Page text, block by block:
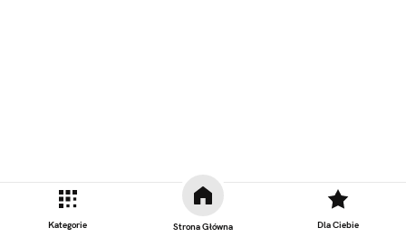
Kategorie Strona Główna Dla Ciebie